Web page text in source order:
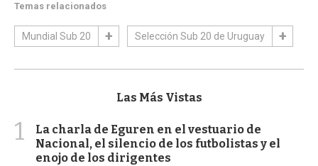
Temas relacionados
Mundial Sub 20 Selección Sub 20 de Uruguay
Las Más Vistas
1
La charla de Eguren en el vestuario de
Nacional, el silencio de los futbolistas y el
enojo de los dirigentes